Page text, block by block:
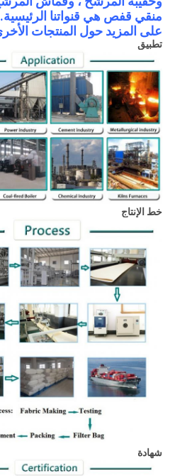
منقي قفص هي قنواتنا
على المزيد حول المنتجات
تطبيق
خط الإنتاج
شهادة